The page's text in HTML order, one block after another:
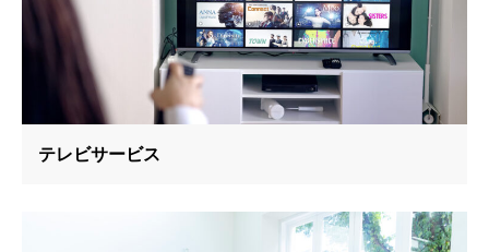
テレビサービス